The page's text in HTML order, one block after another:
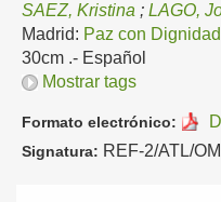
SAEZ, Kristina ; LAGO,
Madrid: Paz con Dignidad
30cm .- Español
Mostrar tags
Formato electrónico:
Signatura: REF-2/ATL/